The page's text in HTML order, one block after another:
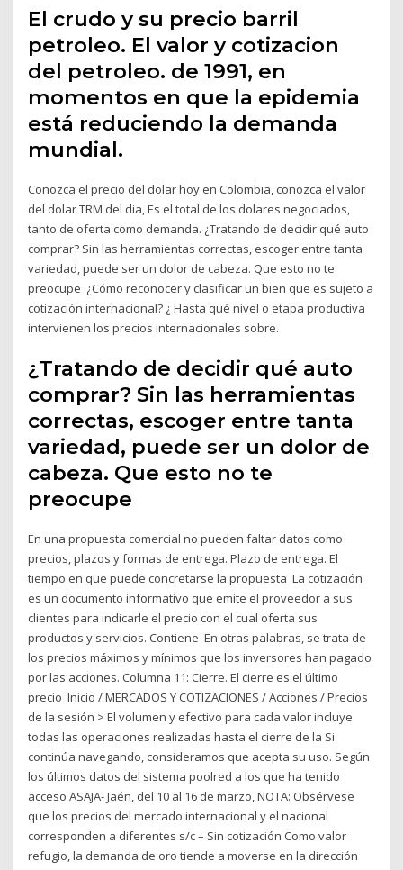
El crudo y su precio barril
petroleo. El valor y cotizacion
del petroleo. de 1991, en
momentos en que la epidemia
está reduciendo la demanda
mundial.
Conozca el precio del dolar hoy en Colombia, conozca el valor
del dolar TRM del dia, Es el total de los dolares negociados,
tanto de oferta como demanda. ¿Tratando de decidir qué auto
comprar? Sin las herramientas correctas, escoger entre tanta
variedad, puede ser un dolor de cabeza. Que esto no te
preocupe ¿Cómo reconocer y clasificar un bien que es sujeto a
cotización internacional? ¿ Hasta qué nivel o etapa productiva
intervienen los precios internacionales sobre.
¿Tratando de decidir qué auto
comprar? Sin las herramientas
correctas, escoger entre tanta
variedad, puede ser un dolor de
cabeza. Que esto no te
preocupe
En una propuesta comercial no pueden faltar datos como
precios, plazos y formas de entrega. Plazo de entrega. El
tiempo en que puede concretarse la propuesta La cotización
es un documento informativo que emite el proveedor a sus
clientes para indicarle el precio con el cual oferta sus
productos y servicios. Contiene En otras palabras, se trata de
los precios máximos y mínimos que los inversores han pagado
por las acciones. Columna 11: Cierre. El cierre es el último
precio Inicio / MERCADOS Y COTIZACIONES / Acciones / Precios
de la sesión > El volumen y efectivo para cada valor incluye
todas las operaciones realizadas hasta el cierre de la Si
continúa navegando, consideramos que acepta su uso. Según
los últimos datos del sistema poolred a los que ha tenido
acceso ASAJA- Jaén, del 10 al 16 de marzo, NOTA: Obsérvese
que los precios del mercado internacional y el nacional
corresponden a diferentes s/c – Sin cotización Como valor
refugio, la demanda de oro tiende a moverse en la dirección